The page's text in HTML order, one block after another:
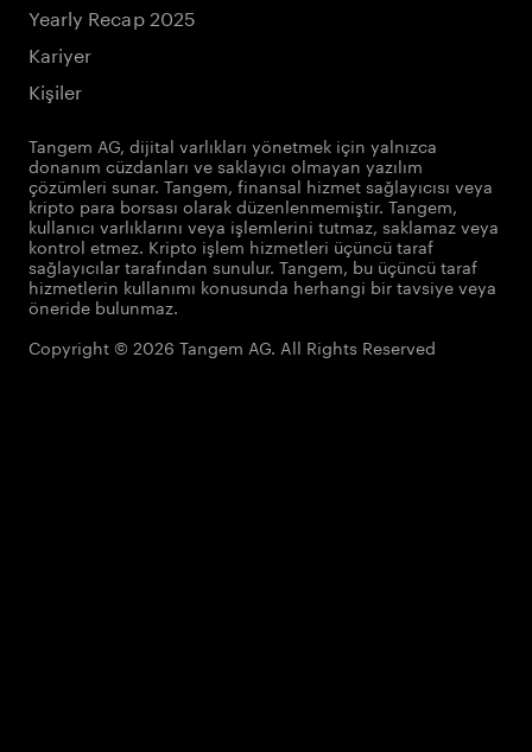
Yearly Recap 2025
Kariyer
Kişiler
Tangem AG, dijital varlıkları yönetmek için yalnızca
donanım cüzdanları ve saklayıcı olmayan yazılım
çözümleri sunar. Tangem, finansal hizmet sağlayıcısı veya
kripto para borsası olarak düzenlenmemiştir. Tangem,
kullanıcı varlıklarını veya işlemlerini tutmaz, saklamaz veya
kontrol etmez. Kripto işlem hizmetleri üçüncü taraf
sağlayıcılar tarafından sunulur. Tangem, bu üçüncü taraf
hizmetlerin kullanımı konusunda herhangi bir tavsiye veya
öneride bulunmaz.